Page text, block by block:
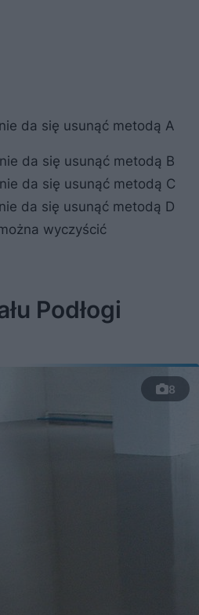
da się usunąć metodą A
da się usunąć metodą B
da się usunąć metodą C
da się usunąć metodą D
wyczyścić
Podłogi
8